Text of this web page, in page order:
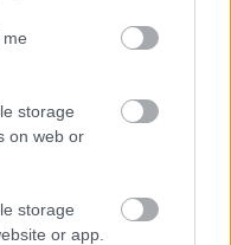
storage
on web or
storage
or app.